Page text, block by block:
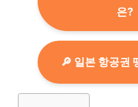
은?
🔎 일본 항공권